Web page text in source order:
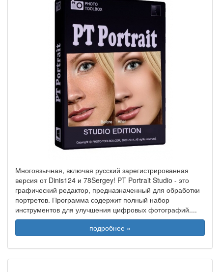
Многоязычная, включая русский зарегистрированная
версия от Dinis124 и 78Sergey! PT Portrait Studio - это
графический редактор, предназначенный для обработки
портретов. Программа содержит полный набор
инструментов для улучшения цифровых фотографий....
подробнее »